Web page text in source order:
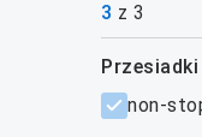
3 z 3
filtry
przesiadki
non-